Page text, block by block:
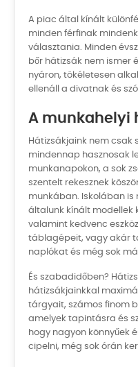
A piac által kínált
minden férfinak
választania. Minden
bőr hátizsák nem ismer
nyáron, tökéletesen
ellenáll a divatnak és
A munkahelyi
Hátizsákjaink nem csak
mindennap hasznosak
munkanapokon, a sok
szentelt rekesznek
munkában. Iskolában is
általunk kínált modellek
valamint kedvenc
táblagépeit, vagy akár
naplókat és még sok
És szabadidőben?
hátizsákjainkkal
tárgyait, számos finom
amelyek tapintásra és
hogy nagyon könnyűek
cipelni, még sok órán